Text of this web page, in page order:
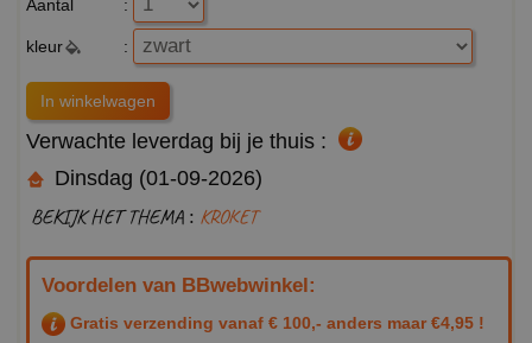
Aantal :
kleur :
Verwachte leverdag bij je thuis :
Dinsdag (01-09-2026)
BEKIJK HET THEMA : KROKET
Voordelen van BBwebwinkel:
Gratis verzending vanaf € 100,- anders maar €4,95 !